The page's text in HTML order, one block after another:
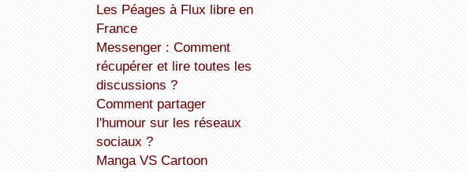
Les Péages à Flux libre en
France
Messenger : Comment
récupérer et lire toutes les
discussions ?
Comment partager
l'humour sur les réseaux
sociaux ?
Manga VS Cartoon